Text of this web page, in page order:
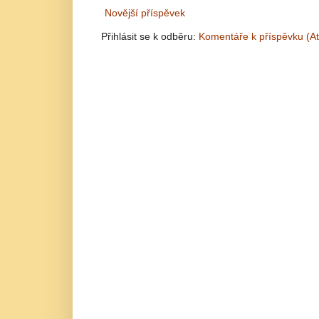
Novější příspěvek
Přihlásit se k odběru: Komentáře k příspěvku